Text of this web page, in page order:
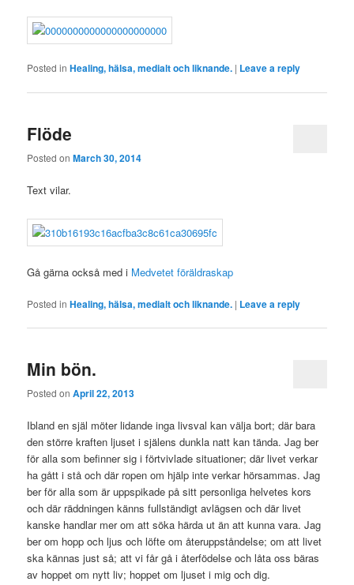
Posted in Healing, hälsa, medialt och liknande. | Leave a reply
Flöde
Posted onMarch 30, 2014
Text vilar.
Gå gärna också med i Medvetet föräldraskap
Posted in Healing, hälsa, medialt och liknande. | Leave a reply
Min bön.
Posted onApril 22, 2013
Ibland en själ möter lidande inga livsval kan välja bort; där bara
den större kraften ljuset i själens dunkla natt kan tända. Jag ber
för alla som befinner sig i förtvivlade situationer; där livet verkar
ha gått i stå och där ropen om hjälp inte verkar hörsammas. Jag
ber för alla som är uppspikade på sitt personliga helvetes kors
och där räddningen känns fullständigt avlägsen och där livet
kanske handlar mer om att söka härda ut än att kunna vara. Jag
ber om hopp och ljus och löfte om återuppståndelse; om att livet
ska kännas just så; att vi får gå i återfödelse och låta oss bäras
av hoppet om nytt liv; hoppet om ljuset i mig och dig.